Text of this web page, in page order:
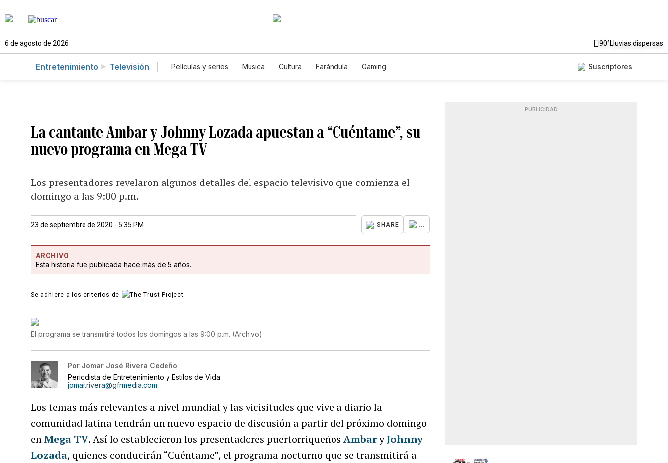
6 de agosto de 2026 90°Lluvias dispersas
Entretenimiento Televisión Películas y series Música Cultura Farándula Gaming Suscriptores
La cantante Ambar y Johnny Lozada apuestan a “Cuéntame”, su
nuevo programa en Mega TV
Los presentadores revelaron algunos detalles del espacio televisivo que comienza el
domingo a las 9:00 p.m.
23 de septiembre de 2020 - 5:35 PM SHARE ...
ARCHIVO
Esta historia fue publicada hace más de 5 años.
Se adhiere a los criterios de
El programa se transmitirá todos los domingos a las 9:00 p.m. (Archivo)
Por Jomar José Rivera Cedeño
Periodista de Entretenimiento y Estilos de Vida
jomar.rivera@gfrmedia.com
Los temas más relevantes a nivel mundial y las vicisitudes que vive a diario la
comunidad latina tendrán un nuevo espacio de discusión a partir del próximo domingo
enMega TV. Así lo establecieron los presentadores puertorriqueñosAmbaryJohnny
Lozada, quienes conducirán “Cuéntame”, el programa nocturno que se transmitirá a
PUBLICIDAD